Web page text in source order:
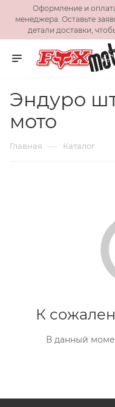
Оформление и
менеджера. Оставьте
детали доставки,
Эндуро
мото
Главная — Каталог
К
В данный